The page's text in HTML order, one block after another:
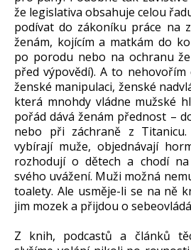
že legislativa obsahuje celou
podívat do zákoníku práce na
ženám, kojícím a matkám do
po porodu nebo na ochranu
před výpovědí). A to nehovořím
ženské manipulaci, ženské
která mnohdy vládne mužské
pořád dává ženám přednost –
nebo při záchraně z
vybírají muže, objednávají
rozhodují o dětech a chodí
svého uvážení. Muži možná
toalety. Ale usměje-li se na ně
jim mozek a přijdou o
Z knih, podcastů a článků